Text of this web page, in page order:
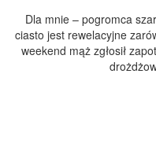
Dla mnie – pogromca
ciasto jest rewelacyjne
weekend mąż zgłosił